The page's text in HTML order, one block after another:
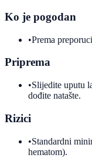
Ko je pogodan
•Prema
Priprema
•Slijedite uputu
dođite natašte.
Rizici
•Standardni
hematom).